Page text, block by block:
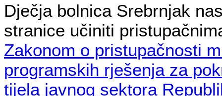
Dječja bolnica Srebrnjak
stranice učiniti
Zakonom o pristupačnosti
programskih rješenja za
tijela javnog sektora